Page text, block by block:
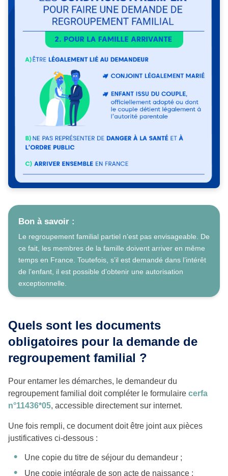
Bon à savoir :
Le regroupement familial partiel n’est pas envisageable. De
ce fait, les membres de la famille doivent arriver en même
temps en France. Toutefois, s’il est demandé dans l’intérêt
de l’enfant, il est possible d’obtenir une autorisation
exceptionnelle.
Quels sont les documents
obligatoires pour la demande de
regroupement familial ?
Pour entamer les démarches, le demandeur du
regroupement familial doit compléter le formulaire cerfa
n°11436*05, accessible directement sur internet.
Une fois rempli, ce document doit être joint aux pièces
justificatives ci-dessous :
Une copie du titre de séjour du demandeur ;
Une copie intégrale de son acte de naissance ;